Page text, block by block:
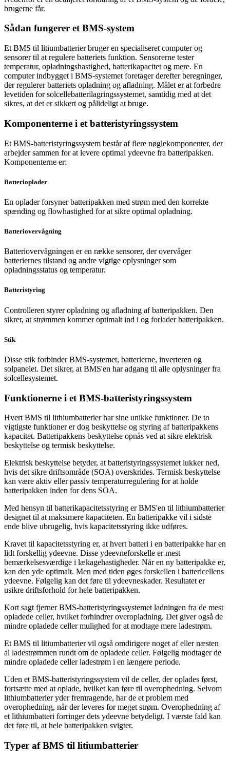
brugerne får.
Sådan fungerer et BMS-system
Et BMS til litiumbatterier bruger en specialiseret computer og
sensorer til at regulere batteriets funktion. Sensorerne tester
temperatur, opladningshastighed, batterikapacitet og mere. En
computer indbygget i BMS-systemet foretager derefter beregninger,
der regulerer batteriets opladning og afladning. Målet er at forbedre
levetiden for solcellebatterilagringssystemet, samtidig med at det
sikres, at det er sikkert og pålideligt at bruge.
Komponenterne i et batteristyringssystem
Et BMS-batteristyringssystem består af flere nøglekomponenter, der
arbejder sammen for at levere optimal ydeevne fra batteripakken.
Komponenterne er:
Batterioplader
En oplader forsyner batteripakken med strøm med den korrekte
spænding og flowhastighed for at sikre optimal opladning.
Batteriovervågning
Batteriovervågningen er en række sensorer, der overvåger
batteriernes tilstand og andre vigtige oplysninger som
opladningsstatus og temperatur.
Batteristyring
Controlleren styrer opladning og afladning af batteripakken. Den
sikrer, at strømmen kommer optimalt ind i og forlader batteripakken.
Stik
Disse stik forbinder BMS-systemet, batterierne, inverteren og
solpanelet. Det sikrer, at BMS'en har adgang til alle oplysninger fra
solcellesystemet.
Funktionerne i et BMS-batteristyringssystem
Hvert BMS til lithiumbatterier har sine unikke funktioner. De to
vigtigste funktioner er dog beskyttelse og styring af batteripakkens
kapacitet. Batteripakkens beskyttelse opnås ved at sikre elektrisk
beskyttelse og termisk beskyttelse.
Elektrisk beskyttelse betyder, at batteristyringssystemet lukker ned,
hvis det sikre driftsområde (SOA) overskrides. Termisk beskyttelse
kan være aktiv eller passiv temperaturregulering for at holde
batteripakken inden for dens SOA.
Med hensyn til batterikapacitetsstyring er BMS'en til lithiumbatterier
designet til at maksimere kapaciteten. En batteripakke vil i sidste
ende blive ubrugelig, hvis kapacitetsstyring ikke udføres.
Kravet til kapacitetsstyring er, at hvert batteri i en batteripakke har en
lidt forskellig ydeevne. Disse ydeevneforskelle er mest
bemærkelsesværdige i lækagehastigheder. Når en ny batteripakke er,
kan den yde optimalt. Men med tiden øges forskellen i battericellens
ydeevne. Følgelig kan det føre til ydeevneskader. Resultatet er
usikre driftsforhold for hele batteripakken.
Kort sagt fjerner BMS-batteristyringssystemet ladningen fra de mest
opladede celler, hvilket forhindrer overopladning. Det giver også de
mindre opladede celler mulighed for at modtage mere ladestrøm.
Et BMS til litiumbatterier vil også omdirigere noget af eller næsten
al ladestrømmen rundt om de opladede celler. Følgelig modtager de
mindre opladede celler ladestrøm i en længere periode.
Uden et BMS-batteristyringssystem vil de celler, der oplades først,
fortsætte med at oplade, hvilket kan føre til overophedning. Selvom
lithiumbatterier yder fremragende, har de et problem med
overophedning, når der leveres for meget strøm. Overophedning af
et lithiumbatteri forringer dets ydeevne betydeligt. I værste fald kan
det føre til, at hele batteripakken svigter.
Typer af BMS til litiumbatterier